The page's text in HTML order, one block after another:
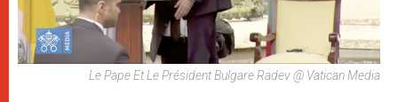
Le Pape Et Le Président Bulgare Radev @ Vatican Media